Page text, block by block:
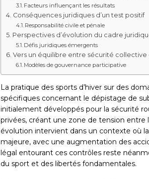
Facteurs influençant les résultats
Conséquences juridiques d’un test positif
Responsabilité civile et pénale
Perspectives d’évolution du cadre
Défis juridiques émergents
Vers un équilibre entre sécurité collective
Modèles de gouvernance participative
La pratique des sports d’hiver sur des
spécifiques concernant le dépistage de
initialement développés pour la sécurité
privées, créant une zone de tension
évolution intervient dans un contexte où
majeure, avec une augmentation des
légal entourant ces contrôles reste
du sport et des libertés fondamentales.